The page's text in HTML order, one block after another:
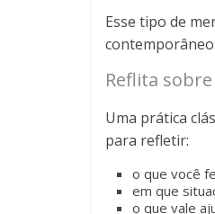
Esse tipo de
contemporâneo.
Reflita
Uma prática
para refletir:
o que você
em que
o que vale